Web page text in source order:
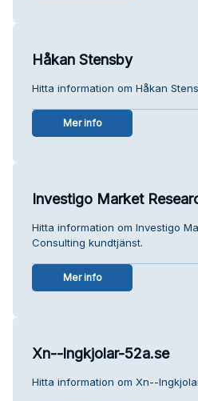
Håkan Stensby
Hitta information om Håkan
Mer info
Investigo Market
Hitta information om Investigo
Consulting kundtjänst.
Mer info
Xn--lngkjolar-52a.se
Hitta information om Xn--